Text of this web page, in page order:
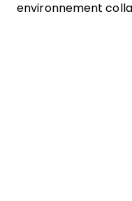
environnement